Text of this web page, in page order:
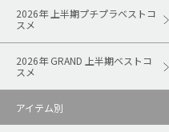
2026年 上半期プチプラベストコ
スメ
2026年 GRAND 上半期ベストコ
スメ
アイテム別